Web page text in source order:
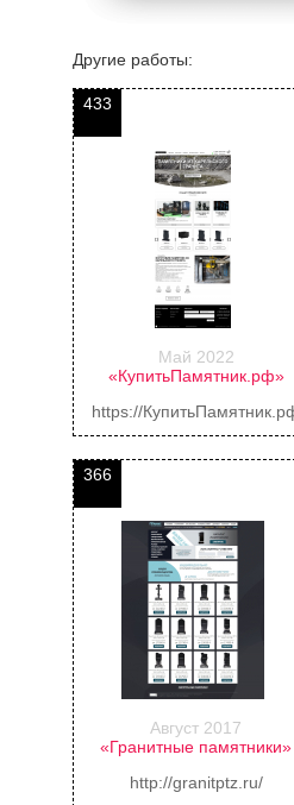
Другие работы:
433
Май 2022
«КупитьПамятник.рф»
https://
366
Август 2017
«Гранитные памятники»
http://granitptz.ru/